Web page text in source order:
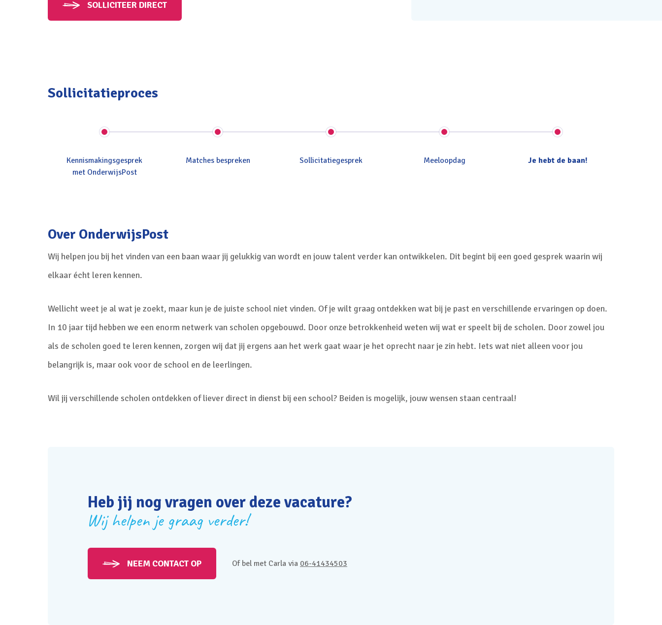
SOLLICITEER DIRECT
Sollicitatieproces
Kennismakingsgesprek
met OnderwijsPost
Matches bespreken Sollicitatiegesprek Meeloopdag Je hebt de baan!
Over OnderwijsPost
Wij helpen jou bij het vinden van een baan waar jij gelukkig van wordt en jouw talent verder kan ontwikkelen. Dit begint bij een goed gesprek waarin wij
elkaar écht leren kennen.
Wellicht weet je al wat je zoekt, maar kun je de juiste school niet vinden. Of je wilt graag ontdekken wat bij je past en verschillende ervaringen op doen.
In 10 jaar tijd hebben we een enorm netwerk van scholen opgebouwd. Door onze betrokkenheid weten wij wat er speelt bij de scholen. Door zowel jou
als de scholen goed te leren kennen, zorgen wij dat jij ergens aan het werk gaat waar je het oprecht naar je zin hebt. Iets wat niet alleen voor jou
belangrijk is, maar ook voor de school en de leerlingen.
Wil jij verschillende scholen ontdekken of liever direct in dienst bij een school? Beiden is mogelijk, jouw wensen staan centraal!
Heb jij nog vragen over deze vacature?
Wij helpen je graag verder!
NEEM CONTACT OP Of bel met Carla via 06-41434503